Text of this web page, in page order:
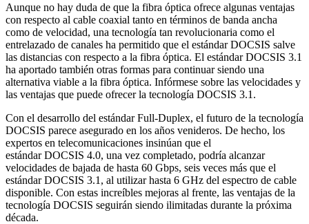
Aunque no hay duda de que la fibra óptica ofrece algunas ventajas
con respecto al cable coaxial tanto en términos de banda ancha
como de velocidad, una tecnología tan revolucionaria como el
entrelazado de canales ha permitido que el estándar DOCSIS salve
las distancias con respecto a la fibra óptica. El estándar DOCSIS 3.1
ha aportado también otras formas para continuar siendo una
alternativa viable a la fibra óptica. Infórmese sobre las velocidades y
las ventajas que puede ofrecer la tecnología DOCSIS 3.1.
Con el desarrollo del estándar Full-Duplex, el futuro de la tecnología
DOCSIS parece asegurado en los años venideros. De hecho, los
expertos en telecomunicaciones insinúan que el
estándar DOCSIS 4.0, una vez completado, podría alcanzar
velocidades de bajada de hasta 60 Gbps, seis veces más que el
estándar DOCSIS 3.1, al utilizar hasta 6 GHz del espectro de cable
disponible. Con estas increíbles mejoras al frente, las ventajas de la
tecnología DOCSIS seguirán siendo ilimitadas durante la próxima
década.